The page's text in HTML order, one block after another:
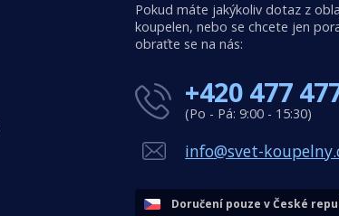
Pokud máte jakýkoliv dotaz z
koupelen, nebo se chcete jen
obraťte se na nás:
+420 477
(Po - Pá: 9:00 - 15:30)
info@svet-
Doručení pouze v České